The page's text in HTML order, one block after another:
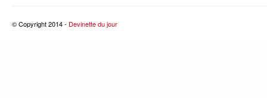
© Copyright 2014 - Devinette du jour